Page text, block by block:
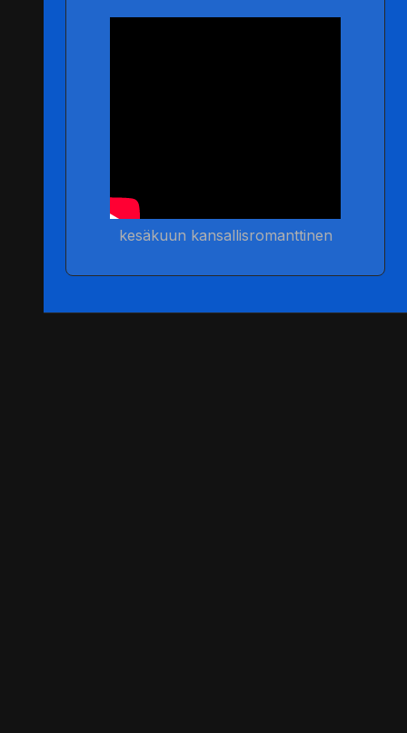
kesäkuun kansallisromanttinen